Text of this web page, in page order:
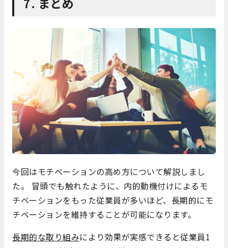
今回はモチベーションの高め方について解説しまし
た。 冒頭でも触れたように、内的動機付けによるモ
チベーションをもった従業員が多いほど、長期的にモ
チベーションを維持することが可能になります。
長期的な取り組みにより効果が実感できると従業員1